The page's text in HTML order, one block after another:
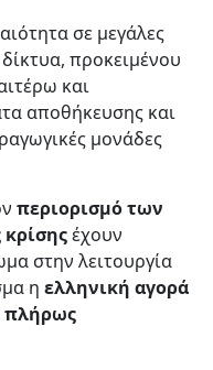
σε μεγάλες
προκειμένου
και
αποθήκευσης και
μονάδες
περιορισμό των
έχουν
στην λειτουργία
η ελληνική αγορά
πλήρως